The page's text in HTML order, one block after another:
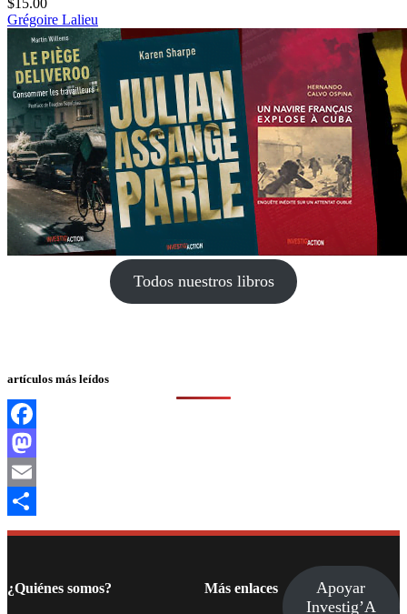
$15.00
Grégoire Lalieu
Todos nuestros libros
artículos más leídos
Facebook
Mastodon
Email
Compartir
¿Quiénes somos?
Más enlaces
Apoyar
Investig’A